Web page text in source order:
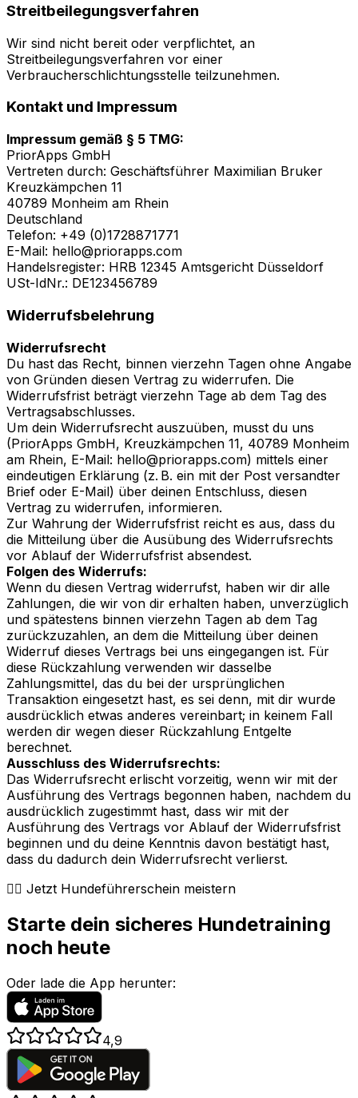
Streitbeilegungsverfahren
Wir sind nicht bereit oder verpflichtet, an
Streitbeilegungsverfahren vor einer
Verbraucherschlichtungsstelle teilzunehmen.
Kontakt und Impressum
Impressum gemäß § 5 TMG:
PriorApps GmbH
Vertreten durch: Geschäftsführer Maximilian Bruker
Kreuzkämpchen 11
40789 Monheim am Rhein
Deutschland
Telefon: +49 (0)1728871771
E-Mail: hello@priorapps.com
Handelsregister: HRB 12345 Amtsgericht Düsseldorf
USt-IdNr.: DE123456789
Widerrufsbelehrung
Widerrufsrecht
Du hast das Recht, binnen vierzehn Tagen ohne Angabe
von Gründen diesen Vertrag zu widerrufen. Die
Widerrufsfrist beträgt vierzehn Tage ab dem Tag des
Vertragsabschlusses.
Um dein Widerrufsrecht auszuüben, musst du uns
(PriorApps GmbH, Kreuzkämpchen 11, 40789 Monheim
am Rhein, E-Mail: hello@priorapps.com) mittels einer
eindeutigen Erklärung (z. B. ein mit der Post versandter
Brief oder E-Mail) über deinen Entschluss, diesen
Vertrag zu widerrufen, informieren.
Zur Wahrung der Widerrufsfrist reicht es aus, dass du
die Mitteilung über die Ausübung des Widerrufsrechts
vor Ablauf der Widerrufsfrist absendest.
Folgen des Widerrufs:
Wenn du diesen Vertrag widerrufst, haben wir dir alle
Zahlungen, die wir von dir erhalten haben, unverzüglich
und spätestens binnen vierzehn Tagen ab dem Tag
zurückzuzahlen, an dem die Mitteilung über deinen
Widerruf dieses Vertrags bei uns eingegangen ist. Für
diese Rückzahlung verwenden wir dasselbe
Zahlungsmittel, das du bei der ursprünglichen
Transaktion eingesetzt hast, es sei denn, mit dir wurde
ausdrücklich etwas anderes vereinbart; in keinem Fall
werden dir wegen dieser Rückzahlung Entgelte
berechnet.
Ausschluss des Widerrufsrechts:
Das Widerrufsrecht erlischt vorzeitig, wenn wir mit der
Ausführung des Vertrags begonnen haben, nachdem du
ausdrücklich zugestimmt hast, dass wir mit der
Ausführung des Vertrags vor Ablauf der Widerrufsfrist
beginnen und du deine Kenntnis davon bestätigt hast,
dass du dadurch dein Widerrufsrecht verlierst.
🐕‍🦺 Jetzt Hundeführerschein meistern
Starte dein sicheres Hundetraining
noch heute
Oder lade die App herunter:
4,9